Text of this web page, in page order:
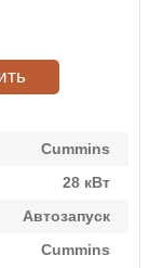
Cummins
28 кВт
Автозапуск
Cummins